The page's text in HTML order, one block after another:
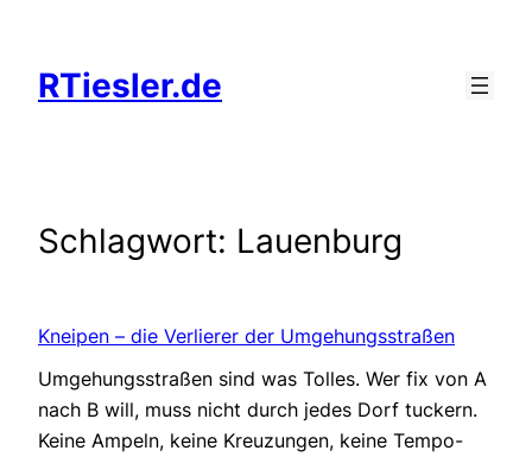
springen
RTiesler.de
Schlagwort: Lauenburg
Kneipen – die Verlierer der Umgehungsstraßen
Umgehungsstraßen sind was Tolles. Wer fix von A
nach B will, muss nicht durch jedes Dorf tuckern.
Keine Ampeln, keine Kreuzungen, keine Tempo-